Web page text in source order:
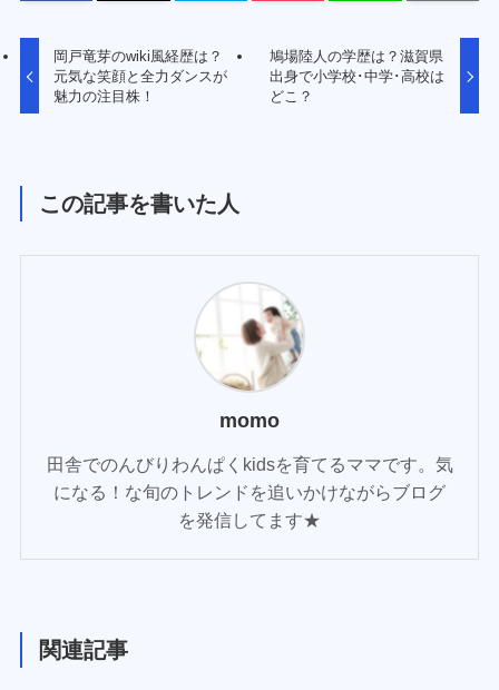
岡戸竜芽のwiki風経歴は？
元気な笑顔と全力ダンスが
魅力の注目株！
鳩場陸人の学歴は？滋賀県
出身で小学校･中学･高校は
どこ？
この記事を書いた人
momo
田舎でのんびりわんぱくkidsを育てるママです。気
になる！な旬のトレンドを追いかけながらブログ
を発信してます★
関連記事